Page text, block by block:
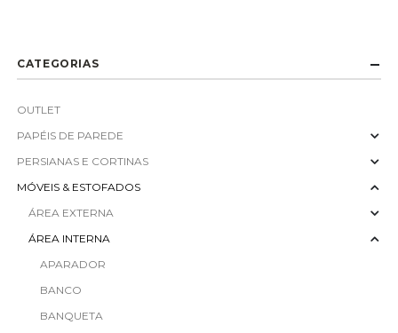
CATEGORIAS
OUTLET
PAPÉIS DE PAREDE
PERSIANAS E CORTINAS
MÓVEIS & ESTOFADOS
ÁREA EXTERNA
ÁREA INTERNA
APARADOR
BANCO
BANQUETA